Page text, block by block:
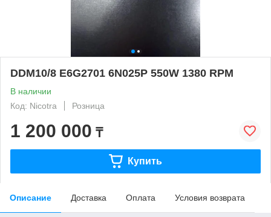
DDM10/8 E6G2701 6N025P 550W 1380 RPM
В наличии
Код: Nicotra
Розница
1 200 000 ₸
Купить
Описание Доставка Оплата Условия возврата